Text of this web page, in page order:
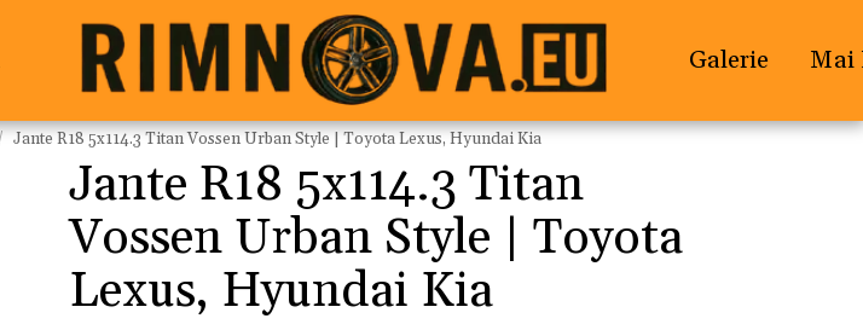
Galerie Mai
Jante R18 5x114.3 Titan Vossen Urban Style | Toyota Lexus, Hyundai Kia
Jante R18 5x114.3 Titan
Vossen Urban Style | Toyota
Lexus, Hyundai Kia